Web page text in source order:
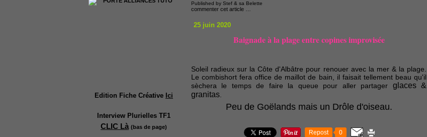
Edition Fiche Créative Ici
Interview Plurielles TF1
CLIC Là (bas de page)
Published by Stef & sa Belette
commenter cet article
25 juin 2020
Baignade à la plage entre copines improvisée
Soleil radieux sur la Côte d'Albâtre pour renouer avec la mer & la plage.
Le combishort fera office de maillot de bain, il faisait tellement beau qu'il
sèchera le temps de faire la queue pour aller partager glaces &
granitas.
Peu de Goëlands mais un Drôle d'oiseau.
Repost 0